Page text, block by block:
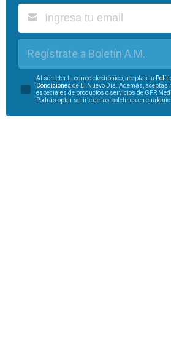
Regístrate a Boletín A.M.
Al someter tu correo electrónico, aceptas la
Condiciones de El Nuevo Día. Además,
especiales de productos o servicios de GFR
Podrás optar salirte de los boletines en